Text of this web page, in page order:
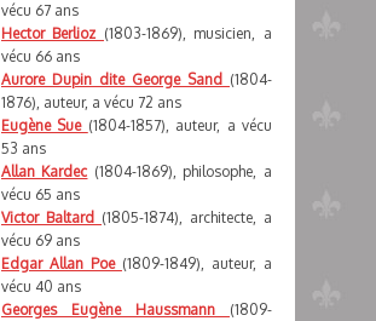
vécu 67 ans
Hector Berlioz (1803-1869), musicien, a
vécu 66 ans
Aurore Dupin dite George Sand (1804-
1876), auteur, a vécu 72 ans
Eugène Sue (1804-1857), auteur, a vécu
53 ans
Allan Kardec (1804-1869), philosophe, a
vécu 65 ans
Victor Baltard (1805-1874), architecte, a
vécu 69 ans
Edgar Allan Poe (1809-1849), auteur, a
vécu 40 ans
Georges Eugène Haussmann (1809-